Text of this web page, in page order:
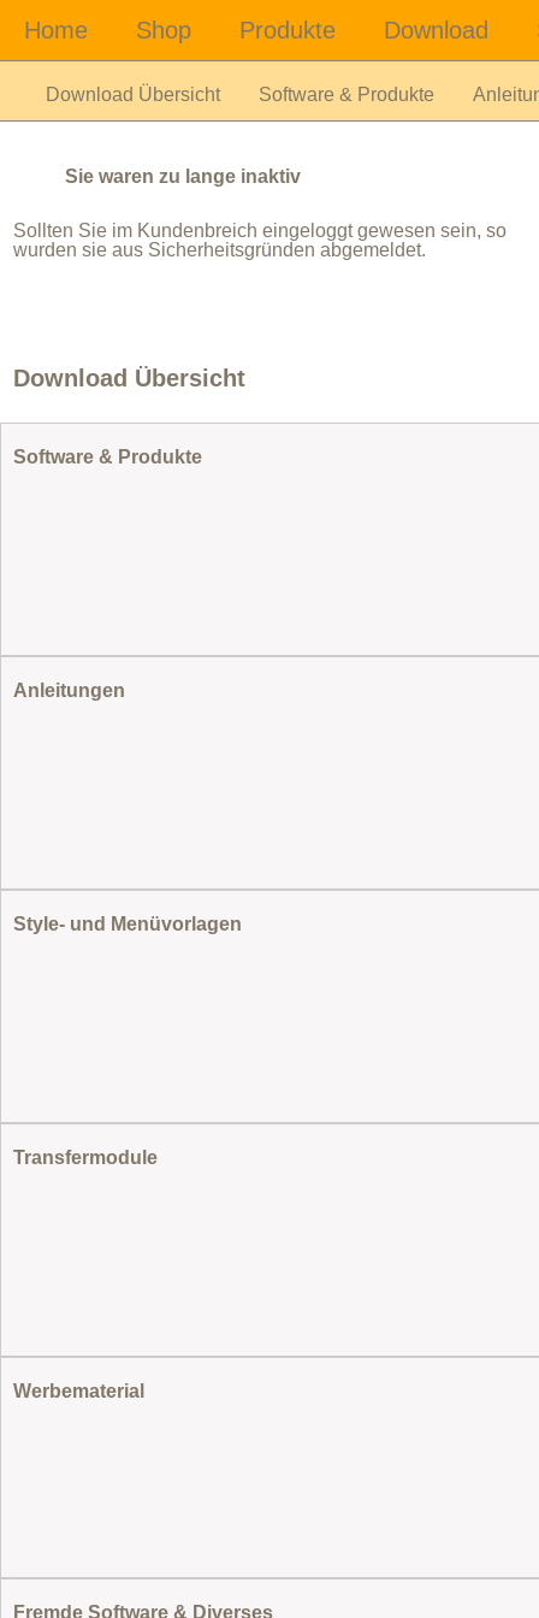
Download Übersicht Software & Produkte
Sie waren zu lange inaktiv
Sollten Sie im Kundenbreich eingeloggt gewesen sein, so
wurden sie aus Sicherheitsgründen abgemeldet.
Download Übersicht
Software & Produkte
Anleitungen
Style- und Menüvorlagen
Transfermodule
Werbematerial
Fremde Software & Diverses